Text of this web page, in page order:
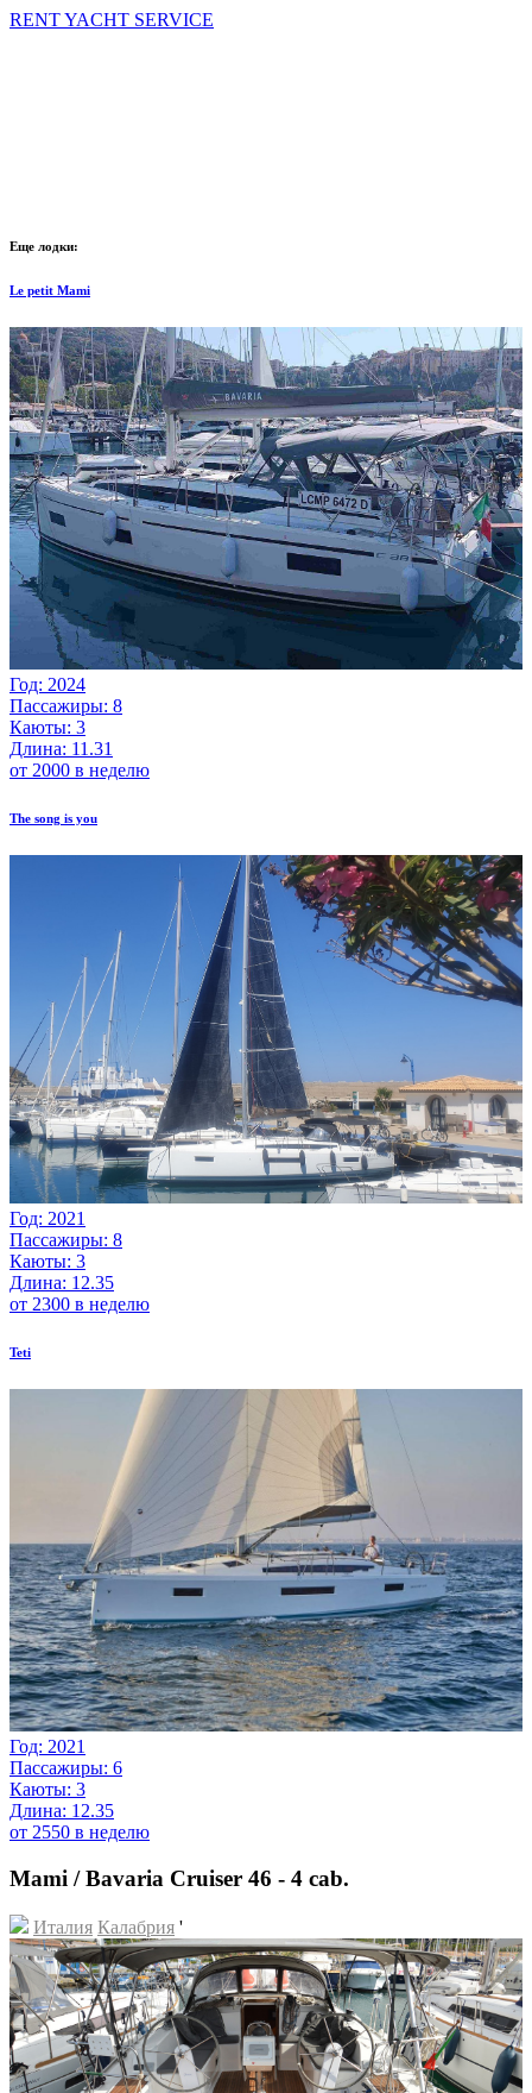
RENT YACHT SERVICE
Еще лодки:
Le petit Mami
Год: 2024
Пассажиры: 8
Каюты: 3
Длина: 11.31
от 2000 в неделю
The song is you
Год: 2021
Пассажиры: 8
Каюты: 3
Длина: 12.35
от 2300 в неделю
Teti
Год: 2021
Пассажиры: 6
Каюты: 3
Длина: 12.35
от 2550 в неделю
Mami / Bavaria Cruiser 46 - 4 cab.
Италия Калабрия '